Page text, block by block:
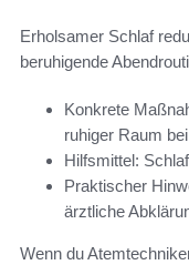
Erholsamer Schlaf
beruhigende
Konkrete
ruhiger Raum
Hilfsmittel:
Praktischer
ärztliche
Wenn du